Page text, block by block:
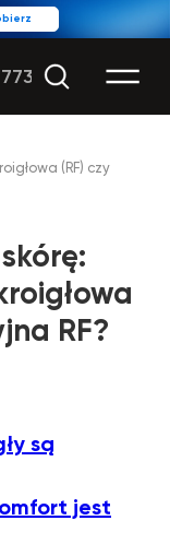
(RF) czy
RF?
są
jest